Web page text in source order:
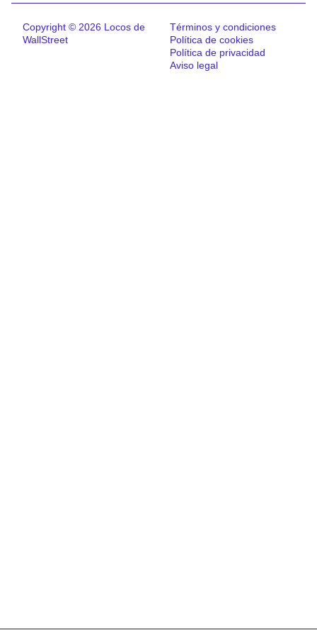
Copyright © 2026 Locos de
WallStreet
Términos y condiciones
Política de cookies
Política de privacidad
Aviso legal